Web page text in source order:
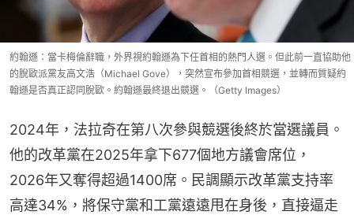
約翰遜：當卡梅倫辭職，外界視約翰遜為下任首相的熱門人選。但此前一直協助他
的脫歐派黨友高文浩（Michael Gove），突然宣布參加首相競選，並轉而質疑約
翰遜是否真正認同脫歐。約翰遜最終退出競選。（Getty Images）
2024年，法拉奇在第八次參與競選後終於當選議員。
他的改革黨在2025年拿下677個地方議會席位，
2026年又奪得超過1400席。民調顯示改革黨支持率
高達34%，將保守黨和工黨遠遠甩在身後，直接逼走